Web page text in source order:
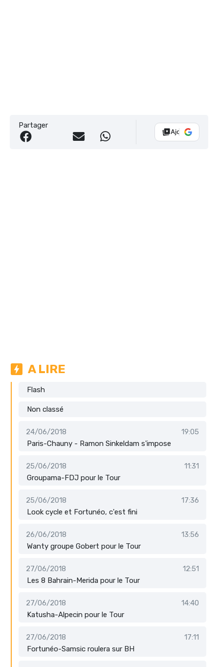
Partager
Ajouter Vélo
A LIRE
Flash
Non classé
24/06/2018
19:05
Paris-Chauny - Ramon Sinkeldam s'impose
25/06/2018
11:31
Groupama-FDJ pour le Tour
25/06/2018
17:36
Look cycle et Fortunéo, c'est fini
26/06/2018
13:56
Wanty groupe Gobert pour le Tour
27/06/2018
12:51
Les 8 Bahrain-Merida pour le Tour
27/06/2018
14:40
Katusha-Alpecin pour le Tour
27/06/2018
17:11
Fortunéo-Samsic roulera sur BH